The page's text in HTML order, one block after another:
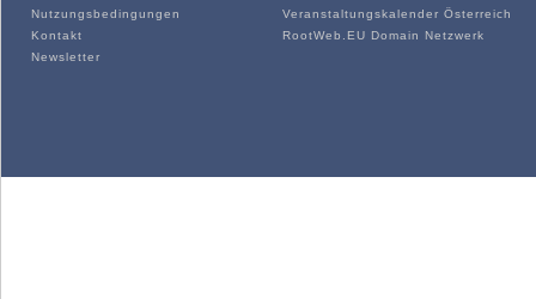
Nutzungsbedingungen
Kontakt
Newsletter
Veranstaltungskalender Österreich
RootWeb.EU Domain Netzwerk